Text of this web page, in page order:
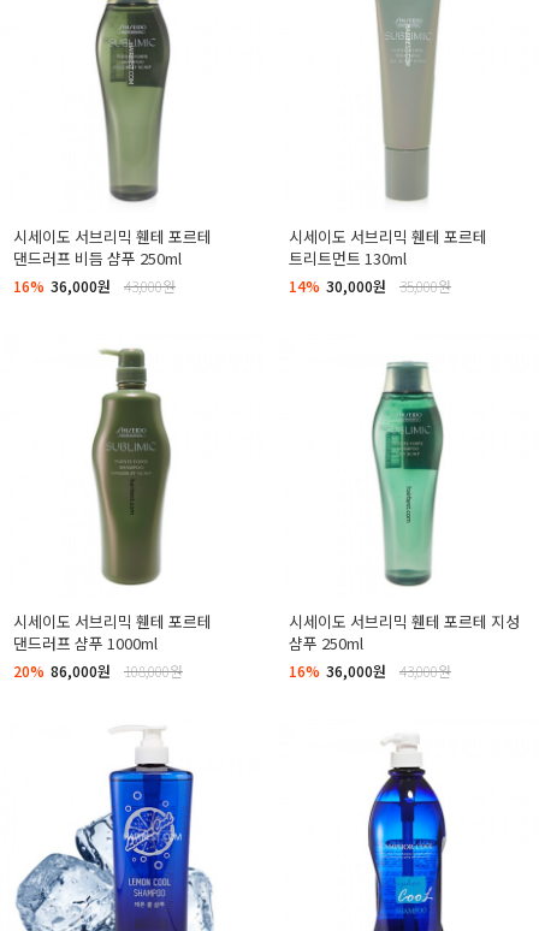
시세이도 서브리믹 휀테 포르테
댄드러프 비듬 샴푸 250ml
16% 36,000원 43,000원
시세이도 서브리믹 휀테 포르테
트리트먼트 130ml
14% 30,000원 35,000원
시세이도 서브리믹 휀테 포르테
댄드러프 샴푸 1000ml
20% 86,000원 108,000원
시세이도 서브리믹 휀테 포르테 지성
샴푸 250ml
16% 36,000원 43,000원